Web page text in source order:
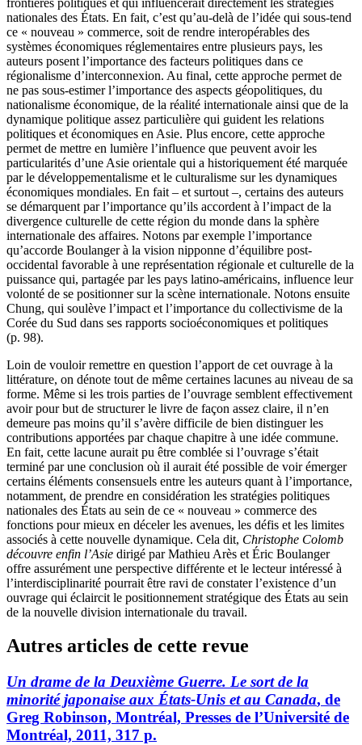
nationales des États. En fait, c’est qu’au-delà de l’idée qui sous-tend
ce « nouveau » commerce, soit de rendre interopérables des
systèmes économiques réglementaires entre plusieurs pays, les
auteurs posent l’importance des facteurs politiques dans ce
régionalisme d’interconnexion. Au final, cette approche permet de
ne pas sous-estimer l’importance des aspects géopolitiques, du
nationalisme économique, de la réalité internationale ainsi que de la
dynamique politique assez particulière qui guident les relations
politiques et économiques en Asie. Plus encore, cette approche
permet de mettre en lumière l’influence que peuvent avoir les
particularités d’une Asie orientale qui a historiquement été marquée
par le développementalisme et le culturalisme sur les dynamiques
économiques mondiales. En fait – et surtout –, certains des auteurs
se démarquent par l’importance qu’ils accordent à l’impact de la
divergence culturelle de cette région du monde dans la sphère
internationale des affaires. Notons par exemple l’importance
qu’accorde Boulanger à la vision nipponne d’équilibre post-
occidental favorable à une représentation régionale et culturelle de la
puissance qui, partagée par les pays latino-américains, influence leur
volonté de se positionner sur la scène internationale. Notons ensuite
Chung, qui soulève l’impact et l’importance du collectivisme de la
Corée du Sud dans ses rapports socioéconomiques et politiques
(p. 98).
Loin de vouloir remettre en question l’apport de cet ouvrage à la
littérature, on dénote tout de même certaines lacunes au niveau de sa
forme. Même si les trois parties de l’ouvrage semblent effectivement
avoir pour but de structurer le livre de façon assez claire, il n’en
demeure pas moins qu’il s’avère difficile de bien distinguer les
contributions apportées par chaque chapitre à une idée commune.
En fait, cette lacune aurait pu être comblée si l’ouvrage s’était
terminé par une conclusion où il aurait été possible de voir émerger
certains éléments consensuels entre les auteurs quant à l’importance,
notamment, de prendre en considération les stratégies politiques
nationales des États au sein de ce « nouveau » commerce des
fonctions pour mieux en déceler les avenues, les défis et les limites
associés à cette nouvelle dynamique. Cela dit, Christophe Colomb
découvre enfin l’Asie dirigé par Mathieu Arès et Éric Boulanger
offre assurément une perspective différente et le lecteur intéressé à
l’interdisciplinarité pourrait être ravi de constater l’existence d’un
ouvrage qui éclaircit le positionnement stratégique des États au sein
de la nouvelle division internationale du travail.
Autres articles de cette revue
Un drame de la Deuxième Guerre. Le sort de la
minorité japonaise aux États-Unis et au Canada, de
Greg Robinson, Montréal, Presses de l’Université de
Montréal, 2011, 317 p.